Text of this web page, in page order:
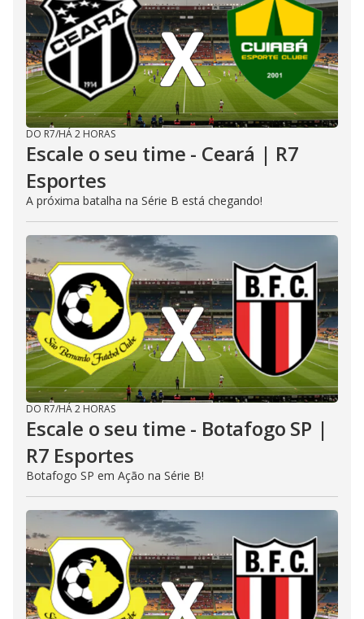
DO R7/HÁ 2 HORAS
Escale o seu time - Ceará | R7
Esportes
A próxima batalha na Série B está chegando!
DO R7/HÁ 2 HORAS
Escale o seu time - Botafogo SP |
R7 Esportes
Botafogo SP em Ação na Série B!